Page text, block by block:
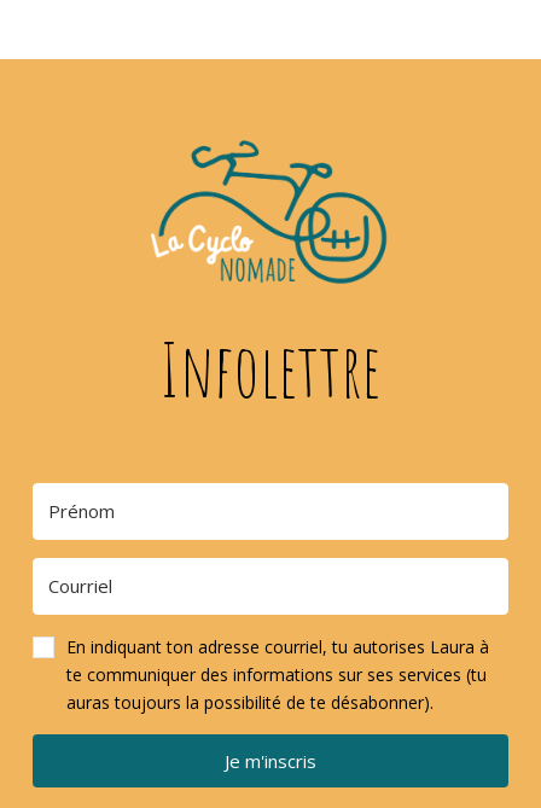
Infolettre
En indiquant ton adresse courriel, tu autorises Laura à
te communiquer des informations sur ses services (tu
auras toujours la possibilité de te désabonner).
Je m'inscris